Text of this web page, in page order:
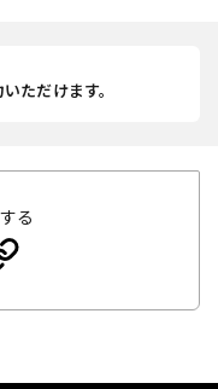
ただけます。
る